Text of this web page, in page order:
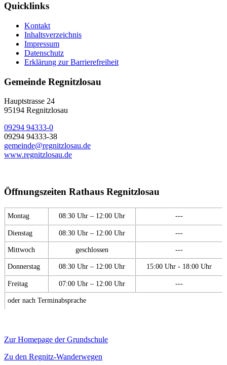
Quicklinks
Kontakt
Inhaltsverzeichnis
Impressum
Datenschutz
Erklärung zur Barrierefreiheit
Gemeinde Regnitzlosau
Hauptstrasse 24
95194 Regnitzlosau
09294 94333-0
09294 94333-38
gemeinde@regnitzlosau.de
www.regnitzlosau.de
Öffnungszeiten Rathaus Regnitzlosau
Montag 08:30 Uhr – 12:00 Uhr ---
Dienstag 08:30 Uhr – 12:00 Uhr ---
Mittwoch geschlossen ---
Donnerstag 08:30 Uhr – 12:00 Uhr 15:00 Uhr - 18:00 Uhr
Freitag 07:00 Uhr – 12:00 Uhr ---
oder nach Terminabsprache
Zur Homepage der Grundschule
Zu den Regnitz-Wanderwegen